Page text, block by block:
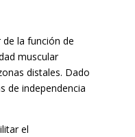
de la función de
muscular
distales. Dado
de independencia
el